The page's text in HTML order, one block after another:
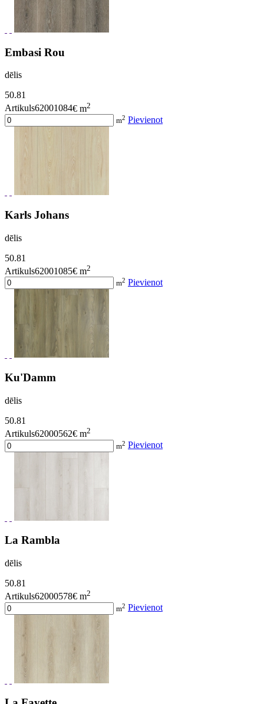
Embasi Rou
dēlis
50.81
Artikuls62001084€ m2
m2 Pievienot
Karls Johans
dēlis
50.81
Artikuls62001085€ m2
m2 Pievienot
Ku'Damm
dēlis
50.81
Artikuls62000562€ m2
m2 Pievienot
La Rambla
dēlis
50.81
Artikuls62000578€ m2
m2 Pievienot